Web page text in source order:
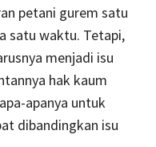
petani gurem satu
satu waktu. Tetapi,
menjadi isu
hak kaum
apanya untuk
dibandingkan isu